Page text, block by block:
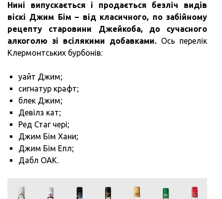
Нині випускається і продається безліч видів
віскі Джим Бім – від класичного, по забійному
рецепту старовини Джейкоба, до сучасного
алкоголю зі всілякими добавками. Ось перелік
Клермонтських бурбонів:
уайт Джим;
сигнатур крафт;
блек Джим;
Девілз кат;
Ред Стаг чері;
Джим Бім Хани;
Джим Бім Епл;
Дабл ОАК.